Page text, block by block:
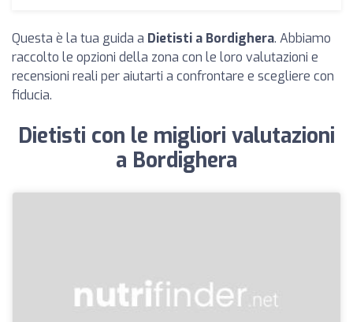
Questa è la tua guida a Dietisti a Bordighera. Abbiamo
raccolto le opzioni della zona con le loro valutazioni e
recensioni reali per aiutarti a confrontare e scegliere con
fiducia.
Dietisti con le migliori valutazioni
a Bordighera